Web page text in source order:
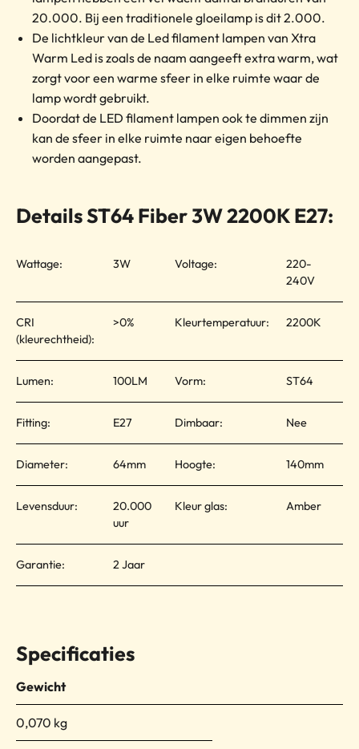
20.000. Bij een traditionele gloeilamp is dit 2.000.
De lichtkleur van de Led filament lampen van Xtra
Warm Led is zoals de naam aangeeft extra warm, wat
zorgt voor een warme sfeer in elke ruimte waar de
lamp wordt gebruikt.
Doordat de LED filament lampen ook te dimmen zijn
kan de sfeer in elke ruimte naar eigen behoefte
worden aangepast.
Details ST64 Fiber 3W 2200K E27:
Wattage: 3W Voltage:
220-
240V
CRI
(kleurechtheid):
>0% Kleurtemperatuur: 2200K
Lumen: 100LM Vorm: ST64
Fitting: E27 Dimbaar: Nee
Diameter: 64mm Hoogte: 140mm
Levensduur:
20.000
uur
Kleur glas: Amber
Garantie: 2 Jaar
Specificaties
Gewicht
0,070 kg